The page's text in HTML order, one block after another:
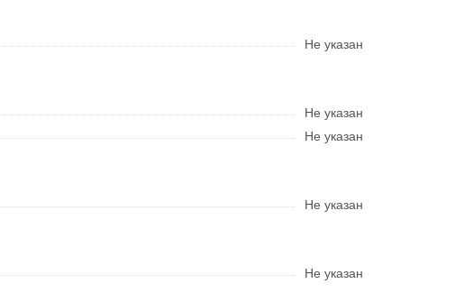
Не указан
Не указан
Не указан
Не указан
Не указан